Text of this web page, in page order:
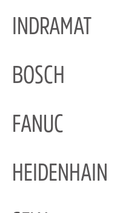
INDRAMAT
BOSCH
FANUC
HEIDENHAIN